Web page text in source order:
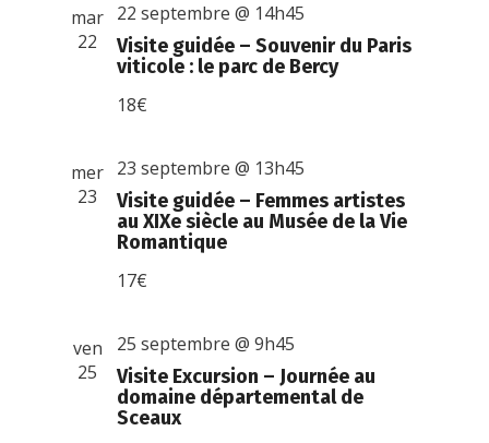
mar
22
Visite guidée – Souvenir du Paris
viticole : le parc de Bercy
22 septembre @ 14h45
18€
mer
23
Visite guidée – Femmes artistes
au XIXe siècle au Musée de la Vie
Romantique
23 septembre @ 13h45
17€
ven
25
Visite Excursion – Journée au
domaine départemental de
Sceaux
25 septembre @ 9h45